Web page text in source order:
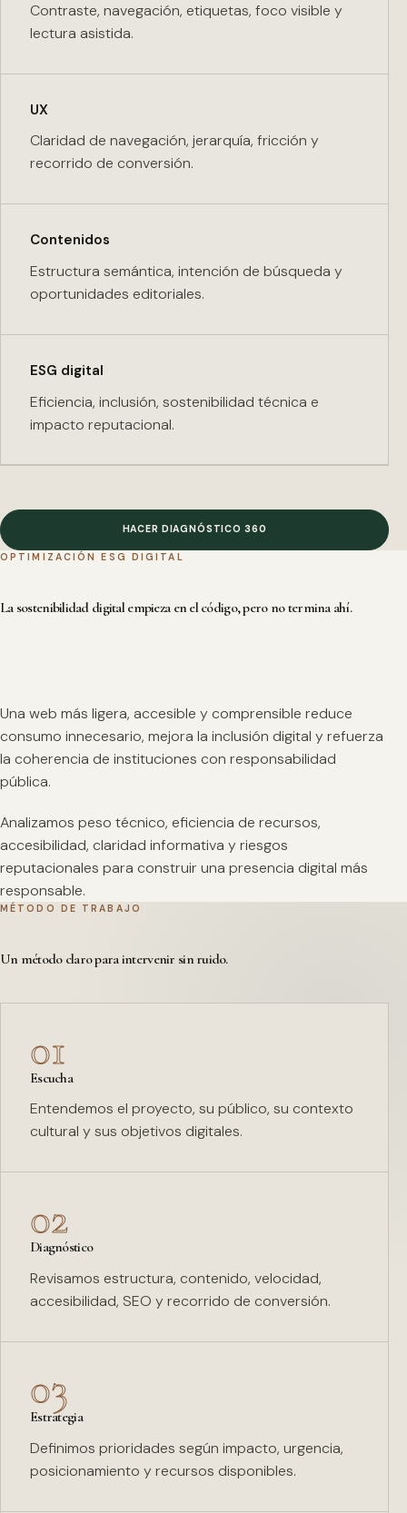
Contraste, navegación, etiquetas, foco visible y
lectura asistida.
UX
Claridad de navegación, jerarquía, fricción y
recorrido de conversión.
Contenidos
Estructura semántica, intención de búsqueda y
oportunidades editoriales.
ESG digital
Eficiencia, inclusión, sostenibilidad técnica e
impacto reputacional.
HACER DIAGNÓSTICO 360
OPTIMIZACIÓN ESG DIGITAL
La sostenibilidad digital empieza en el código, pero no termina ahí.
Una web más ligera, accesible y comprensible reduce
consumo innecesario, mejora la inclusión digital y refuerza
la coherencia de instituciones con responsabilidad
pública.
Analizamos peso técnico, eficiencia de recursos,
accesibilidad, claridad informativa y riesgos
reputacionales para construir una presencia digital más
responsable.
MÉTODO DE TRABAJO
Un método claro para intervenir sin ruido.
01
Escucha
Entendemos el proyecto, su público, su contexto
cultural y sus objetivos digitales.
02
Diagnóstico
Revisamos estructura, contenido, velocidad,
accesibilidad, SEO y recorrido de conversión.
03
Estrategia
Definimos prioridades según impacto, urgencia,
posicionamiento y recursos disponibles.